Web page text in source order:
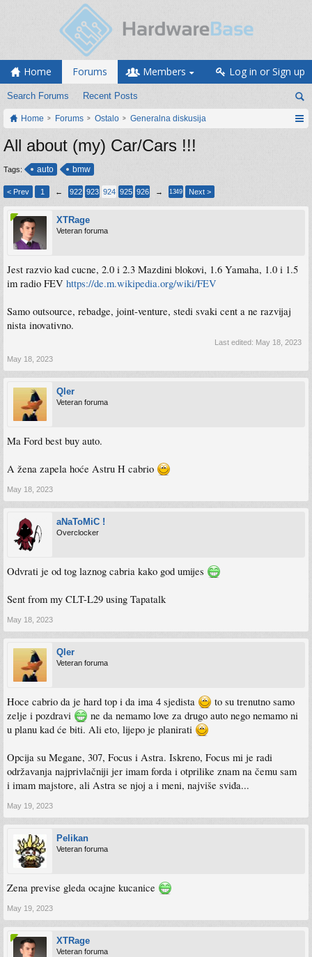
Home Forums
Search Forums Recent Posts
Members Log in or Sign up
Home Forums Ostalo Generalna diskusija
All about (my) Car/Cars !!!
Tags: auto bmw
< Prev 1 ← 922 923 924 925 926 → 1349 Next >
XTRage
Veteran foruma
Jest razvio kad cucne, 2.0 i 2.3 Mazdini blokovi, 1.6 Yamaha, 1.0 i 1.5
im radio FEV https://de.m.wikipedia.org/wiki/FEV
Samo outsource, rebadge, joint-venture, stedi svaki cent a ne razvijaj
nista inovativno.
Last edited: May 18, 2023
May 18, 2023
Qler
Veteran foruma
Ma Ford best buy auto.
A žena zapela hoće Astru H cabrio
May 18, 2023
aNaToMiC !
Overclocker
Odvrati je od tog laznog cabria kako god umijes
Sent from my CLT-L29 using Tapatalk
May 18, 2023
Qler
Veteran foruma
Hoce cabrio da je hard top i da ima 4 sjedista
to su trenutno samo
zelje i pozdravi
ne da nemamo love za drugo auto nego nemamo ni
u planu kad će biti. Ali eto, lijepo je planirati
Opcija su Megane, 307, Focus i Astra. Iskreno, Focus mi je radi
održavanja najprivlačniji jer imam forda i otprilike znam na čemu sam
i imam majstore, ali Astra se njoj a i meni, najviše sviđa...
May 19, 2023
Pelikan
Veteran foruma
Zena previse gleda ocajne kucanice
May 19, 2023
XTRage
Veteran foruma